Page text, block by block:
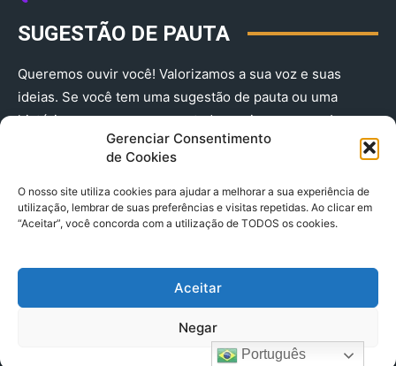
Gerenciar Consentimento
de Cookies
O nosso site utiliza cookies para ajudar a melhorar a sua experiência de
utilização, lembrar de suas preferências e visitas repetidas. Ao clicar em
“Aceitar”, você concorda com a utilização de TODOS os cookies.
Aceitar
Negar
SUGESTÃO DE PAUTA
Queremos ouvir você! Valorizamos a sua voz e suas
ideias. Se você tem uma sugestão de pauta ou uma
história que merece ser contada, envie-nos agora!
(91) 98224 - 3111
© 2025 A Província do Pará CNPJ: 04.901.141/0001-36 End .
Trav. Quintino Bocaiuva 2301, Ed. Rogério Fernandez – Sala
2701- Cremação – CEP 66045.315
Português